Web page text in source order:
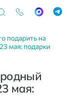
подарить на
мая: подарки
мая: